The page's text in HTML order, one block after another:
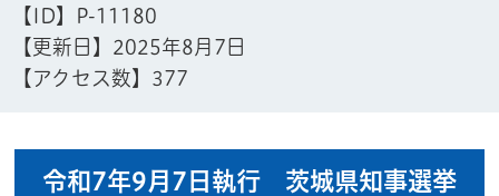
【ID】
P-11180
【更新日】 2025年8月7日
【アクセス数】 377
令和7年9月7日執行 茨城県知事選挙